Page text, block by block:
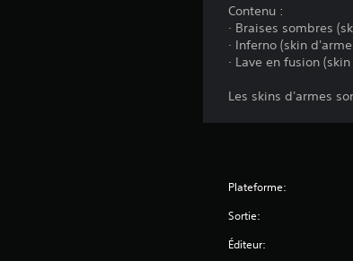
Contenu :
· Braises sombres
· Inferno (skin
· Lave en fusion
Les skins d'armes
Plateforme:
Sortie:
Éditeur: